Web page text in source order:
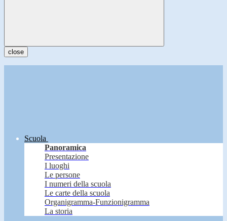
close
Scuola
Panoramica
Presentazione
I luoghi
Le persone
I numeri della scuola
Le carte della scuola
Organigramma-Funzionigramma
La storia